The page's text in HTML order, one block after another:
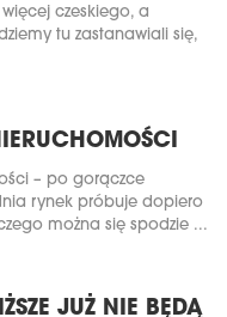
czeskiego, a
tu zastanawiali się,
– po gorączce
rynek próbuje dopiero
można się spodzie ...
JUŻ NIE BĘDĄ